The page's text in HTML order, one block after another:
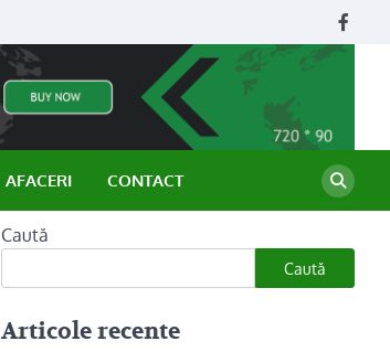
AFACERI CONTACT
Caută
Caută
Articole recente